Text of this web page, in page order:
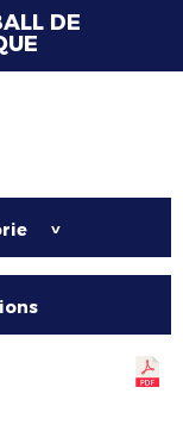
DE
>